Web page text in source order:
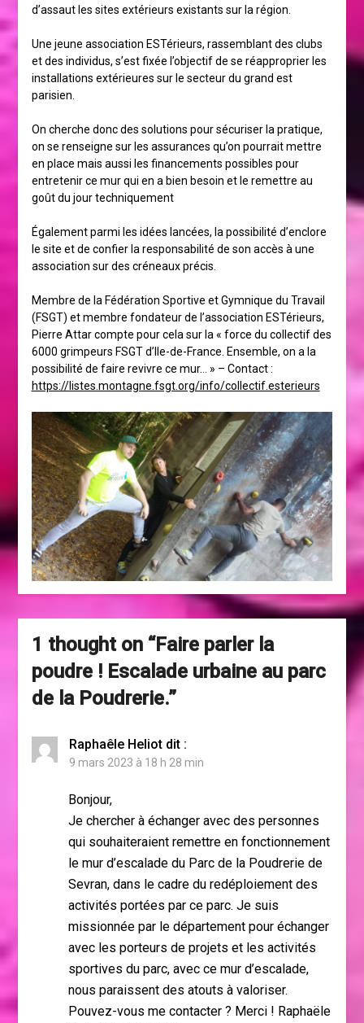
d’assaut les sites extérieurs existants sur la région.
Une jeune association ESTérieurs, rassemblant des clubs
et des individus, s’est fixée l’objectif de se réapproprier les
installations extérieures sur le secteur du grand est
parisien.
On cherche donc des solutions pour sécuriser la pratique,
on se renseigne sur les assurances qu’on pourrait mettre
en place mais aussi les financements possibles pour
entretenir ce mur qui en a bien besoin et le remettre au
goût du jour techniquement
Également parmi les idées lancées, la possibilité d’enclore
le site et de confier la responsabilité de son accès à une
association sur des créneaux précis.
Membre de la Fédération Sportive et Gymnique du Travail
(FSGT) et membre fondateur de l’association ESTérieurs,
Pierre Attar compte pour cela sur la « force du collectif des
6000 grimpeurs FSGT d’Ile-de-France. Ensemble, on a la
possibilité de faire revivre ce mur… » – Contact :
https://listes.montagne.fsgt.org/info/collectif.esterieurs
1 thought on “Faire parler la
poudre ! Escalade urbaine au parc
de la Poudrerie.”
Raphaêle Heliot dit :
9 mars 2023 à 18 h 28 min
Bonjour,
Je chercher à échanger avec des personnes
qui souhaiteraient remettre en fonctionnement
le mur d’escalade du Parc de la Poudrerie de
Sevran, dans le cadre du redéploiement des
activités portées par ce parc. Je suis
missionnée par le département pour échanger
avec les porteurs de projets et les activités
sportives du parc, avec ce mur d’escalade,
nous paraissent des atouts à valoriser.
Pouvez-vous me contacter ? Merci ! Raphaële